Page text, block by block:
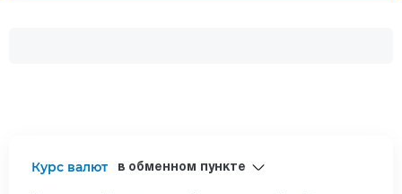
Курс валют в обменном пункте